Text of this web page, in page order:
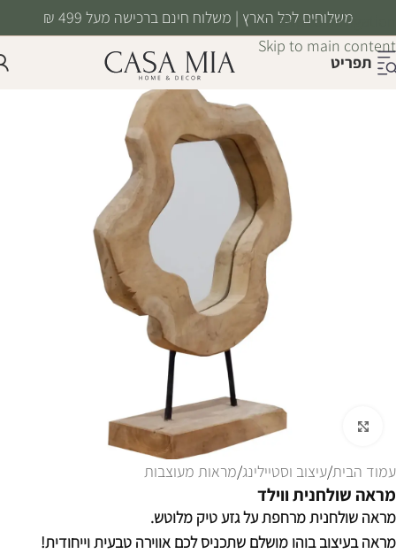
Skip to navigation
Skip to main content
משלוחים לכל הארץ | משלוח חינם ברכישה מעל 499 ₪
תפריט
לחצו להגדלה
עמוד הבית/עיצוב וסטיילינג/מראות מעוצבות
מראה שולחנית ווילד
מראה שולחנית מרחפת על גזע טיק מלוטש.
מראה בעיצוב בוהו מושלם שתכניס לכם אווירה טבעית וייחודית!